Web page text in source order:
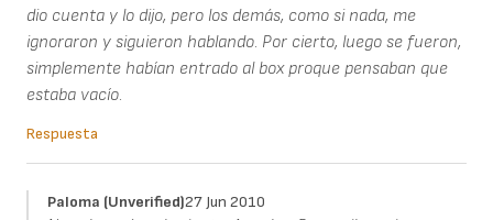
dio cuenta y lo dijo, pero los demás, como si nada, me
ignoraron y siguieron hablando. Por cierto, luego se fueron,
simplemente habían entrado al box proque pensaban que
estaba vacío.
Respuesta
Paloma (unverified)27 Jun 2010